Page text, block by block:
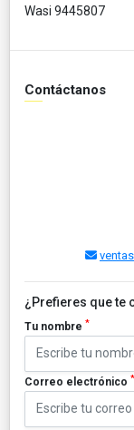
Wasi 9445807
Contáctanos
¿Prefieres que te
Tu nombre *
Correo electrónico *